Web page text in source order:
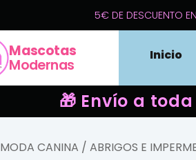
5€ DE DESCUENTO
Mascotas
Modernas
Inicio
🎁 Envío a
MODA CANINA / ABRIGOS E